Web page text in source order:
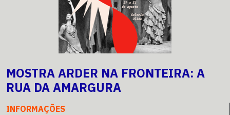
MOSTRA ARDER NA FRONTEIRA: A
RUA DA AMARGURA
INFORMAÇÕES